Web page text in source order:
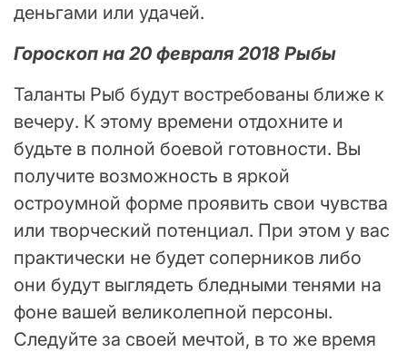
деньгами или удачей.
Гороскоп на 20 февраля 2018 Рыбы
Таланты Рыб будут востребованы ближе к
вечеру. К этому времени отдохните и
будьте в полной боевой готовности. Вы
получите возможность в яркой
остроумной форме проявить свои чувства
или творческий потенциал. При этом у вас
практически не будет соперников либо
они будут выглядеть бледными тенями на
фоне вашей великолепной персоны.
Следуйте за своей мечтой, в то же время